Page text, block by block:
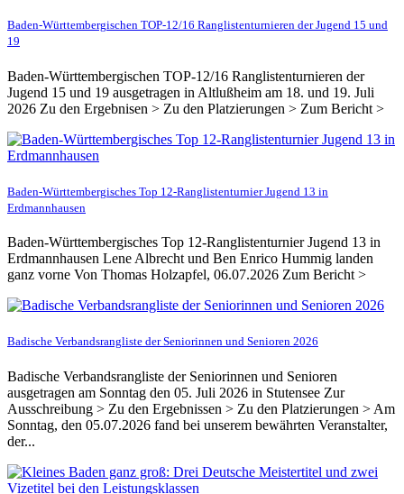
Baden-Württembergischen TOP-12/16 Ranglistenturnieren der Jugend 15 und
19
Baden-Württembergischen TOP-12/16 Ranglistenturnieren der
Jugend 15 und 19 ausgetragen in Altlußheim am 18. und 19. Juli
2026 Zu den Ergebnisen > Zu den Platzierungen > Zum Bericht >
Baden-Württembergisches Top 12-Ranglistenturnier Jugend 13 in
Erdmannhausen
Baden-Württembergisches Top 12-Ranglistenturnier Jugend 13 in
Erdmannhausen Lene Albrecht und Ben Enrico Hummig landen
ganz vorne Von Thomas Holzapfel, 06.07.2026 Zum Bericht >
Badische Verbandsrangliste der Seniorinnen und Senioren 2026
Badische Verbandsrangliste der Seniorinnen und Senioren
ausgetragen am Sonntag den 05. Juli 2026 in Stutensee Zur
Ausschreibung > Zu den Ergebnissen > Zu den Platzierungen > Am
Sonntag, den 05.07.2026 fand bei unserem bewährten Veranstalter,
der...